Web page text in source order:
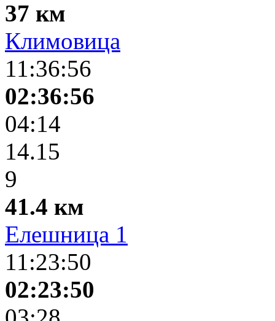
37 км
Климовица
11:36:56
02:36:56
04:14
14.15
9
41.4 км
Елешница 1
11:23:50
02:23:50